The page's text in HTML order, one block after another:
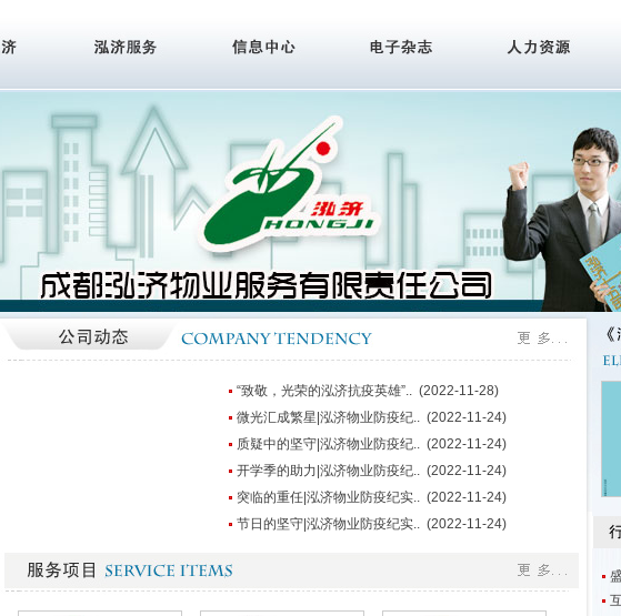
“致敬，光荣的泓济抗疫英雄”.. (2022-11-28)
微光汇成繁星|泓济物业防疫纪.. (2022-11-24)
质疑中的坚守|泓济物业防疫纪.. (2022-11-24)
开学季的助力|泓济物业防疫纪.. (2022-11-24)
突临的重任|泓济物业防疫纪实.. (2022-11-24)
节日的坚守|泓济物业防疫纪实.. (2022-11-24)